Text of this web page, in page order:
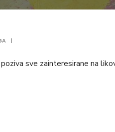
|
sve zainteresirane na